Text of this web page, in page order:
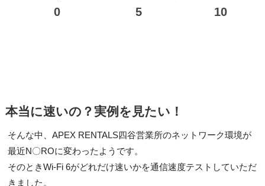
0 5 10
本当に速いの？実例を見たい！
そんな中、APEX RENTALS四谷営業所のネットワーク環境が
最近N〇ROに変わったようです。
そのときWi-Fi 6がどれだけ速いかを通信速度テストしていただ
きました。